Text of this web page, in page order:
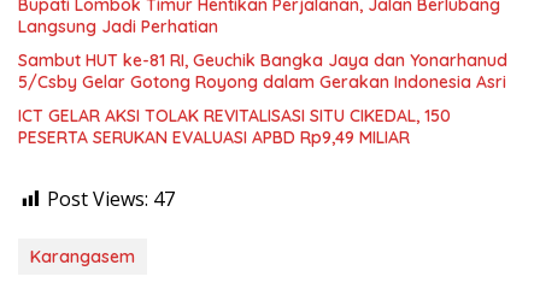
Bupati Lombok Timur Hentikan Perjalanan, Jalan Berlubang
Langsung Jadi Perhatian
Sambut HUT ke-81 RI, Geuchik Bangka Jaya dan Yonarhanud
5/Csby Gelar Gotong Royong dalam Gerakan Indonesia Asri
ICT GELAR AKSI TOLAK REVITALISASI SITU CIKEDAL, 150
PESERTA SERUKAN EVALUASI APBD Rp9,49 MILIAR
Post Views: 47
Karangasem